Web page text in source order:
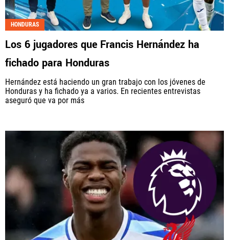
HONDURAS
Los 6 jugadores que Francis Hernández ha
fichado para Honduras
Hernández está haciendo un gran trabajo con los jóvenes de
Honduras y ha fichado ya a varios. En recientes entrevistas
aseguró que va por más